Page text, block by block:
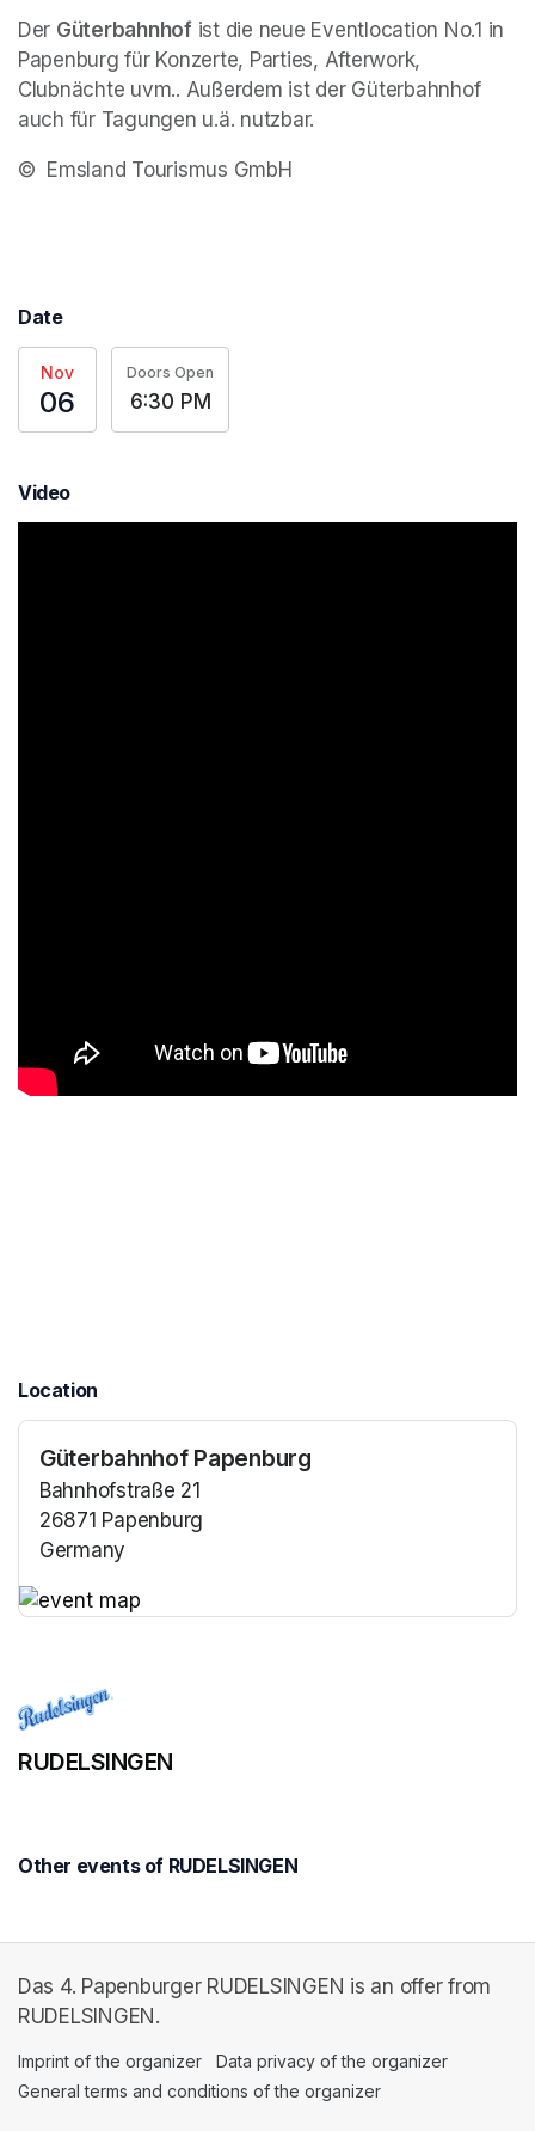
Der Güterbahnhof ist die neue Eventlocation No.1 in
Papenburg für Konzerte, Parties, Afterwork,
Clubnächte uvm.. Außerdem ist der Güterbahnhof
auch für Tagungen u.ä. nutzbar.
©  Emsland Tourismus GmbH
Date
Nov
06
Doors Open
6:30 PM
Video
Location
Güterbahnhof Papenburg
Bahnhofstraße 21
26871 Papenburg
Germany
RUDELSINGEN
Other events of RUDELSINGEN
Das 4. Papenburger RUDELSINGEN is an offer from
RUDELSINGEN.
Imprint of the organizer (opens in a new tab)
Data privacy of the organizer
General terms and conditions of the organizer